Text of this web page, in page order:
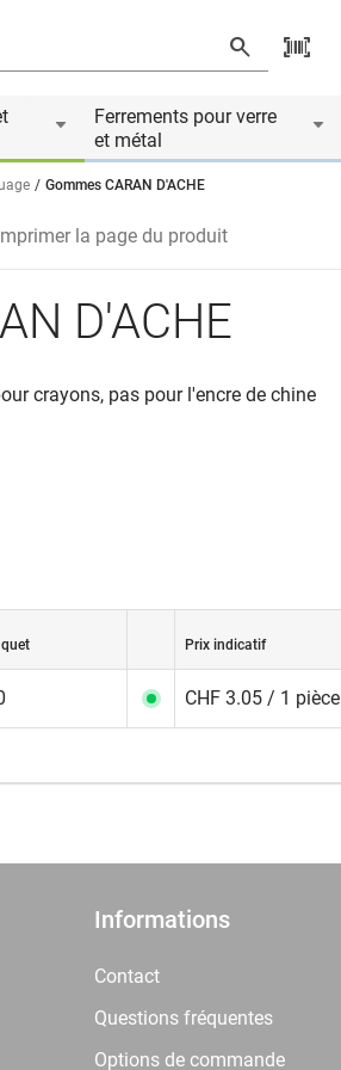
Ferrements pour verre
et métal
Gommes CARAN D'ACHE
la page du produit
D'ACHE
crayons, pas pour l'encre de chine
Prix indicatif
CHF 3.05 / 1 pièce
Informations
Contact
Questions fréquentes
Options de commande